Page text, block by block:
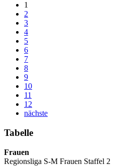
1
2
3
4
5
6
7
8
9
10
11
12
nächste
Tabelle
Frauen
Regionsliga S-M Frauen Staffel 2